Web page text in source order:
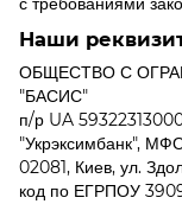
Наши
ОБЩЕСТВО С
"БАСИС"
п/р UA
"Укрэксимбанк",
02081, Киев, ул.
код по ЕГРПОУ